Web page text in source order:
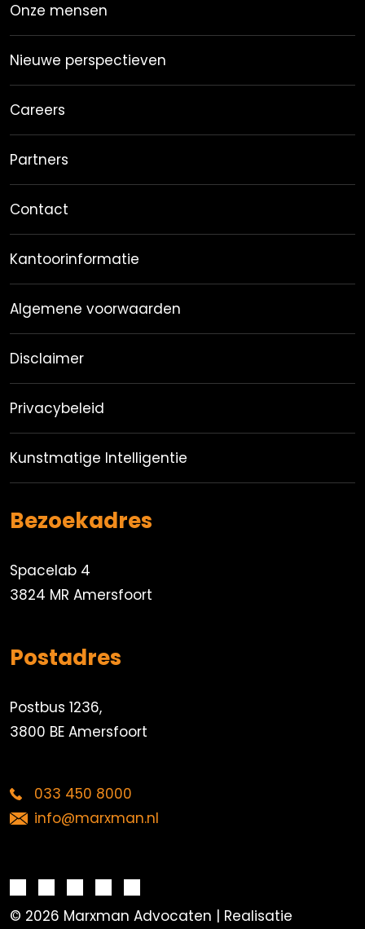
Onze mensen
Nieuwe perspectieven
Careers
Partners
Contact
Kantoorinformatie
Algemene voorwaarden
Disclaimer
Privacybeleid
Kunstmatige Intelligentie
Bezoekadres
Spacelab 4
3824 MR Amersfoort
Postadres
Postbus 1236,
3800 BE Amersfoort
033 450 8000
info@marxman.nl
© 2026 Marxman Advocaten | Realisatie